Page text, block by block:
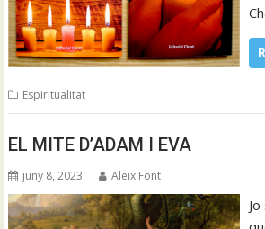
Espiritualitat
EL MITE D’ADAM I EVA
juny 8, 2023 Aleix Font